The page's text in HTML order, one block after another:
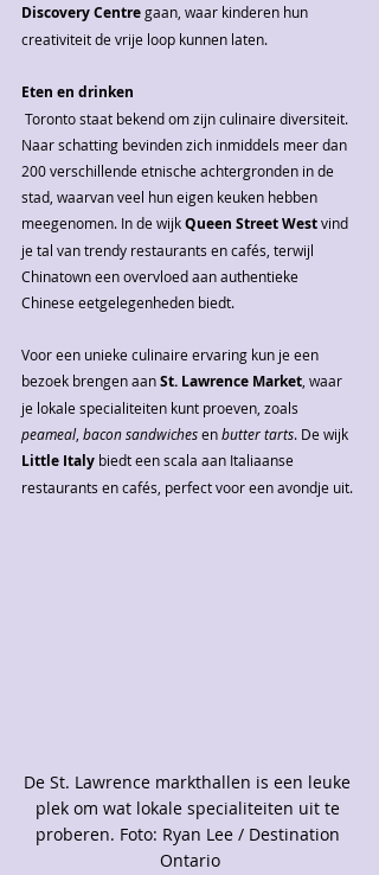
Discovery Centre gaan, waar kinderen hun
creativiteit de vrije loop kunnen laten.
Eten en drinken
Toronto staat bekend om zijn culinaire diversiteit.
Naar schatting bevinden zich inmiddels meer dan
200 verschillende etnische achtergronden in de
stad, waarvan veel hun eigen keuken hebben
meegenomen. In de wijk Queen Street West vind
je tal van trendy restaurants en cafés, terwijl
Chinatown een overvloed aan authentieke
Chinese eetgelegenheden biedt.
Voor een unieke culinaire ervaring kun je een
bezoek brengen aan St. Lawrence Market , waar
je lokale specialiteiten kunt proeven, zoals
peameal, bacon sandwiches en butter tarts. De wijk
Little Italy biedt een scala aan Italiaanse
restaurants en cafés, perfect voor een avondje uit.
De St. Lawrence markthallen is een leuke
plek om wat lokale specialiteiten uit te
proberen. Foto: Ryan Lee / Destination
Ontario